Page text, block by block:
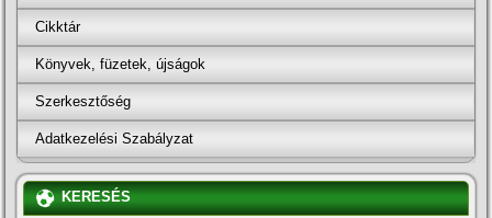
Cikktár
Könyvek, füzetek, újságok
Szerkesztőség
Adatkezelési Szabályzat
KERESÉS